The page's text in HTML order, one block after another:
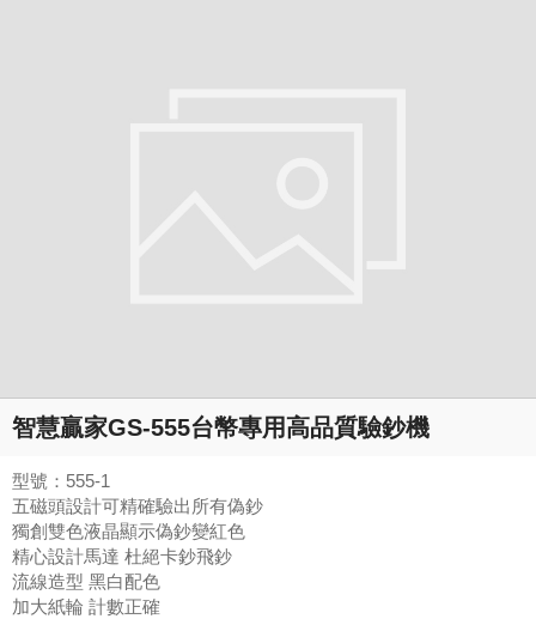
智慧贏家GS-555台幣專用高品質驗鈔機
型號：555-1
五磁頭設計可精確驗出所有偽鈔
獨創雙色液晶顯示偽鈔變紅色
精心設計馬達 杜絕卡鈔飛鈔
流線造型 黑白配色
加大紙輪 計數正確